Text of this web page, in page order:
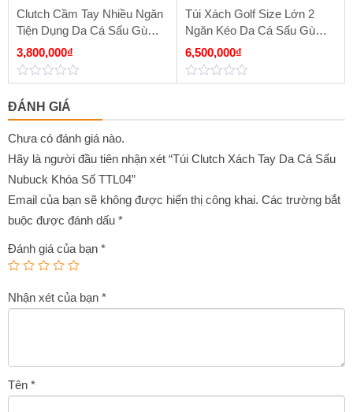
Clutch Cầm Tay Nhiều Ngăn
Tiện Dụng Da Cá Sấu Gù
Màu Nâu Đất CBDA4
3,800,000₫
0
out
of
5
Túi Xách Golf Size Lớn 2
Ngăn Kéo Da Cá Sấu Gù
CQA4 Màu Nâu Đất
6,500,000₫
0
5
ĐÁNH GIÁ
Chưa có đánh giá nào.
Hãy là người đầu tiên nhận xét “Túi Clutch Xách Tay Da Cá Sấu
Nubuck Khóa Số TTL04”
Email của bạn sẽ không được hiển thị công khai. Các trường bắt
buộc được đánh dấu *
Đánh giá của bạn *
Nhận xét của bạn *
Tên *